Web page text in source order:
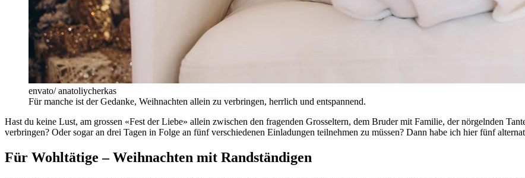
envato/ anatoliycherkas
Für manche ist der Gedanke, Weihnachten allein zu verbringen, herrlich und entspannend.
Hast du keine Lust, am grossen «Fest der Liebe» allein zwischen den fragenden Grosseltern, dem Bruder mit Familie, der nörgelnden
verbringen? Oder sogar an drei Tagen in Folge an fünf verschiedenen Einladungen teilnehmen zu müssen? Dann habe ich hier fünf
Für Wohltätige – Weihnachten mit Randständigen